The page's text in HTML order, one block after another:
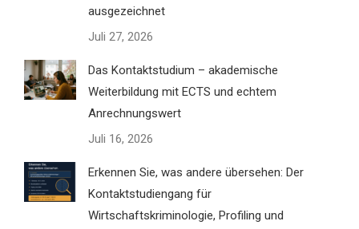
ausgezeichnet
Juli 27, 2026
Das Kontaktstudium – akademische
Weiterbildung mit ECTS und echtem
Anrechnungswert
Juli 16, 2026
Erkennen Sie, was andere übersehen: Der
Kontaktstudiengang für
Wirtschaftskriminologie, Profiling und